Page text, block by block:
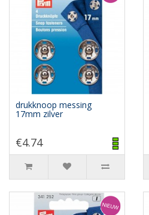
drukknoop messing
17mm zilver
€4.74